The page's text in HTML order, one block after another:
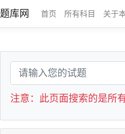
题库网 首页 所有科目 关于
注意：此页面搜索的是所